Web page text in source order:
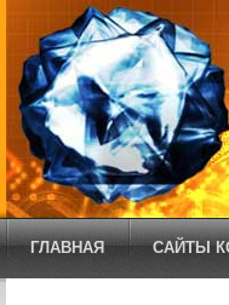
ГЛАВНАЯ САЙТЫ